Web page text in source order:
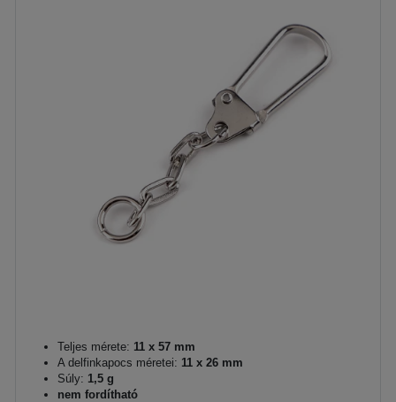
Teljes mérete: 11 x 57 mm
A delfinkapocs méretei: 11 x 26 mm
Súly: 1,5 g
nem fordítható